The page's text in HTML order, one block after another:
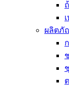
ผลิตภั